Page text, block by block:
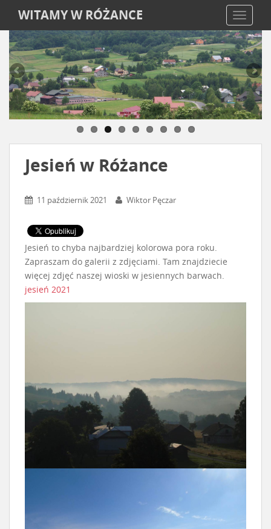
WITAMY W RÓŻANCE
Jesień w Różance
11 październik 2021 Wiktor Pęczar
Jesień to chyba najbardziej kolorowa pora roku.
Zapraszam do galerii z zdjęciami. Tam znajdziecie
więcej zdjęć naszej wioski w jesiennych barwach.
jesień 2021